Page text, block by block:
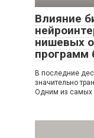
Влияние
нишевых
программ
В последние
значительно
Одним из самых